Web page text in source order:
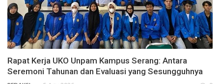
Rapat Kerja UKO Unpam Kampus Serang: Antara
Seremoni Tahunan dan Evaluasi yang Sesungguhnya